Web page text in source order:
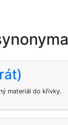
materiál do křivky.